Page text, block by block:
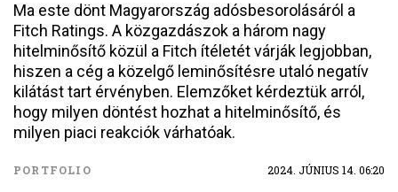
Ma este dönt Magyarország adósbesorolásáról a
Fitch Ratings. A közgazdászok a három nagy
hitelminősítő közül a Fitch ítéletét várják legjobban,
hiszen a cég a közelgő leminősítésre utaló negatív
kilátást tart érvényben. Elemzőket kérdeztük arról,
hogy milyen döntést hozhat a hitelminősítő, és
milyen piaci reakciók várhatóak.
PORTFOLIO 2024. JÚNIUS 14. 06:20